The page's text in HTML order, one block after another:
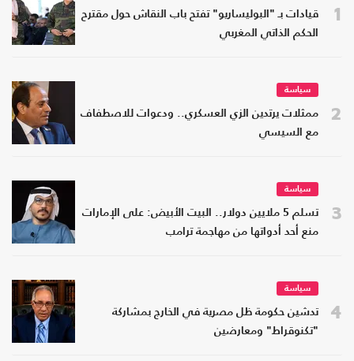
1
قيادات بـ "البوليساريو" تفتح باب النقاش حول مقترح
الحكم الذاتي المغربي
2
سياسة
ممثلات يرتدين الزي العسكري.. ودعوات للاصطفاف
مع السيسي
3
سياسة
تسلم 5 ملايين دولار.. البيت الأبيض: على الإمارات
منع أحد أدواتها من مهاجمة ترامب
4
سياسة
تدشين حكومة ظل مصرية في الخارج بمشاركة
"تكنوقراط" ومعارضين